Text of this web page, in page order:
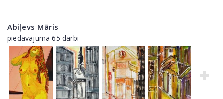
Abiļevs Māris
piedāvājumā 65 darbi